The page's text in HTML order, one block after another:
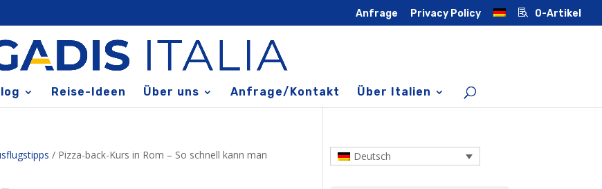
Anfrage Privacy Policy 0-Artikel
Reise-Ideen Über uns Anfrage/Kontakt Über Italien
/ Pizza-back-Kurs in Rom – So schnell kann man
Deutsch